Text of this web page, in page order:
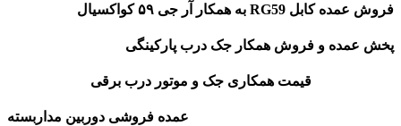
فروش عمده کابل RG59 به همکار آر جی ۵۹ کواکسیال
پخش عمده و فروش همکار جک درب پارکینگی
قیمت همکاری جک و موتور درب برقی
عمده فروشی دوربین مداربسته